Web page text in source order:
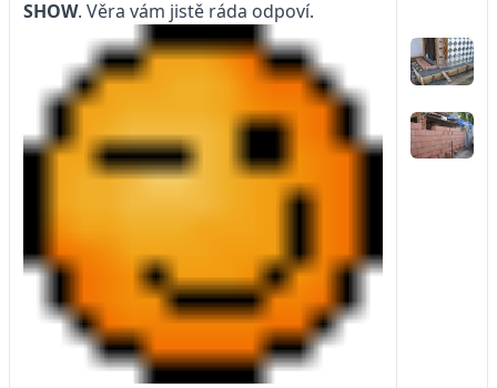
SHOW. Věra vám jistě ráda odpoví.